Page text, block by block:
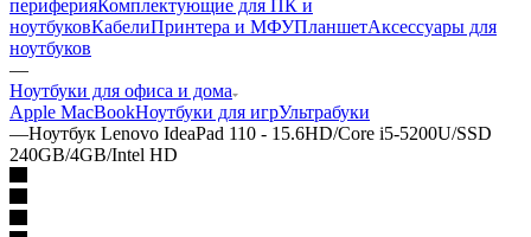
периферияКомплектующие для ПК и
ноутбуковКабелиПринтера и МФУПланшетАксессуары для
ноутбуков
—
Ноутбуки для офиса и дома
Apple MacBookНоутбуки для игрУльтрабуки
—Ноутбук Lenovo IdeaPad 110 - 15.6HD/Core i5-5200U/SSD
240GB/4GB/Intel HD